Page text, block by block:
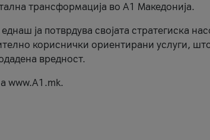
трансформација во А1 Македонија.
ја потврдува својата стратегиска
кориснички ориентирани услуги,
вредност.
www.А1.mk.